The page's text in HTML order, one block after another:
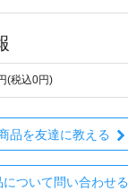
(税込0円)
品を友達に教える
について問い合わせる